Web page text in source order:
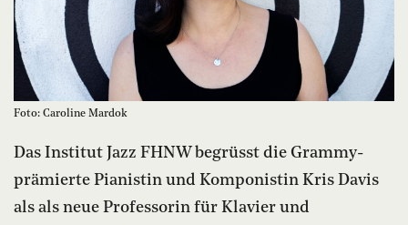
Foto: Caroline Mardok
Das Institut Jazz FHNW begrüsst die Grammy-
prämierte Pianistin und Komponistin Kris Davis
als als neue Professorin für Klavier und